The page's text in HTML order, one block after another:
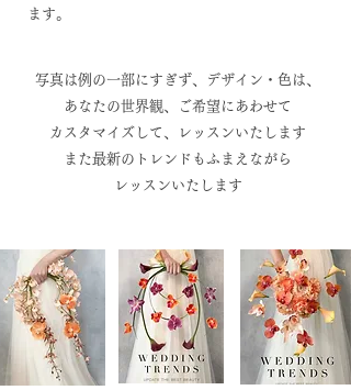
ます。
写真は例の一部にすぎず、デザイン・色は、
​あなたの世界観、ご希望にあわせて
カスタマイズして、レッスンいたします
また最新のトレンドもふまえながら
​レッスンいたします